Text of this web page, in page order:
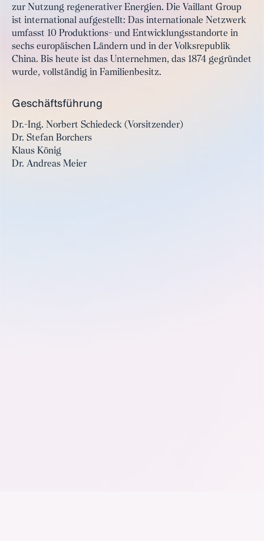
zur Nutzung regenerativer Energien. Die Vaillant Group
ist international aufgestellt: Das internationale Netzwerk
umfasst 10 Produktions- und Entwicklungsstandorte in
sechs europäischen Ländern und in der Volksrepublik
China. Bis heute ist das Unternehmen, das 1874 gegründet
wurde, vollständig in Familienbesitz.
Geschäftsführung
Dr.-Ing. Norbert Schiedeck (Vorsitzender)
Dr. Stefan Borchers
Klaus König
Dr. Andreas Meier